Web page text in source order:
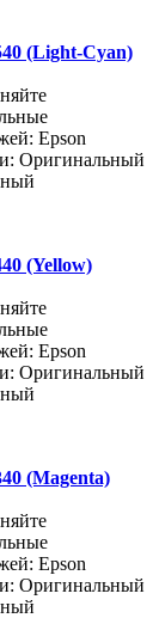
(Light-Cyan)
Epson
Оригинальный
(Yellow)
Epson
Оригинальный
(Magenta)
Epson
Оригинальный